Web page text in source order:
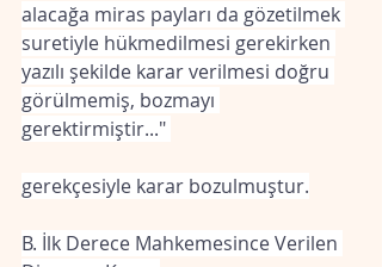
alacağa miras payları da gözetilmek
suretiyle hükmedilmesi gerekirken
yazılı şekilde karar verilmesi doğru
görülmemiş, bozmayı
gerektirmiştir..."
gerekçesiyle karar bozulmuştur.
B. İlk Derece Mahkemesince Verilen